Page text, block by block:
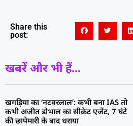
Share this
post:
खबरें और भी हैं...
खगड़िया का ‘नटवरलाल’: कभी बना IAS तो
कभी अजीत डोभाल का सीक्रेट एजेंट, 7 घंटे
की छापेमारी के बाद धराया